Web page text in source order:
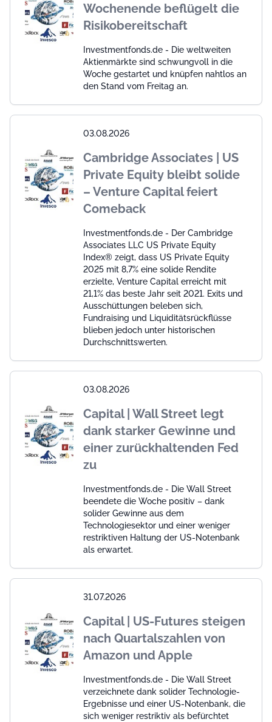
Wochenende beflügelt die
Risikobereitschaft
Investmentfonds.de - Die weltweiten
Aktienmärkte sind schwungvoll in die
Woche gestartet und knüpfen nahtlos an
den Stand vom Freitag an.
03.08.2026
Cambridge Associates | US
Private Equity bleibt solide
– Venture Capital feiert
Comeback
Investmentfonds.de - Der Cambridge
Associates LLC US Private Equity
Index® zeigt, dass US Private Equity
2025 mit 8,7% eine solide Rendite
erzielte, Venture Capital erreicht mit
21,1% das beste Jahr seit 2021. Exits und
Ausschüttungen beleben sich,
Fundraising und Liquiditätsrückflüsse
blieben jedoch unter historischen
Durchschnittswerten.
03.08.2026
Capital | Wall Street legt
dank starker Gewinne und
einer zurückhaltenden Fed
zu
Investmentfonds.de - Die Wall Street
beendete die Woche positiv – dank
solider Gewinne aus dem
Technologiesektor und einer weniger
restriktiven Haltung der US-Notenbank
als erwartet.
31.07.2026
Capital | US-Futures steigen
nach Quartalszahlen von
Amazon und Apple
Investmentfonds.de - Die Wall Street
verzeichnete dank solider Technologie-
Ergebnisse und einer US-Notenbank, die
sich weniger restriktiv als befürchtet